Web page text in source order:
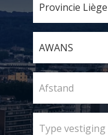
Provincie Liège
AWANS
Afstand
Type vestiging